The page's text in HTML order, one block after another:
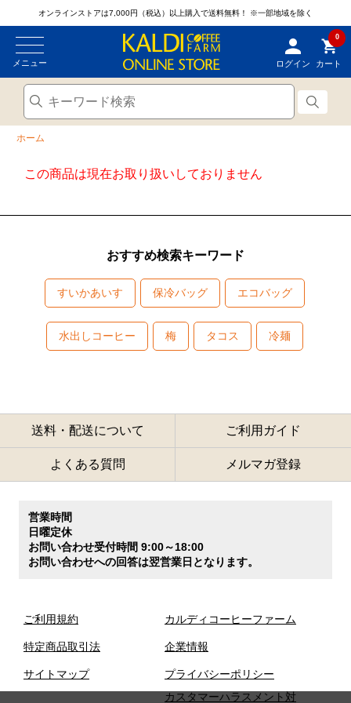
オンラインストアは7,000円（税込）以上購入で送料無料！ ※一部地域を除く
メニュー ログイン
0
カート
ホーム
この商品は現在お取り扱いしておりません
おすすめ検索キーワード
すいかあいす 保冷バッグ エコバッグ
水出しコーヒー 梅 タコス 冷麺
送料・配送について ご利用ガイド
よくある質問 メルマガ登録
営業時間
日曜定休
お問い合わせ受付時間 9:00～18:00
お問い合わせへの回答は翌営業日となります。
ご利用規約
特定商品取引法
サイトマップ
カルディコーヒーファーム
企業情報
プライバシーポリシー
カスタマーハラスメント対